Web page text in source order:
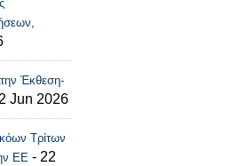
Έκθεση-
Jun 2026
Τρίτων
ΕΕ - 22